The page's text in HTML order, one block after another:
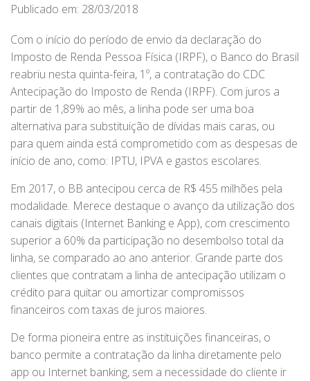
Publicado em: 28/03/2018
Com o início do período de envio da declaração do
Imposto de Renda Pessoa Física (IRPF), o Banco do Brasil
reabriu nesta quinta-feira, 1º, a contratação do CDC
Antecipação do Imposto de Renda (IRPF). Com juros a
partir de 1,89% ao mês, a linha pode ser uma boa
alternativa para substituição de dívidas mais caras, ou
para quem ainda está comprometido com as despesas de
início de ano, como: IPTU, IPVA e gastos escolares.
Em 2017, o BB antecipou cerca de R$ 455 milhões pela
modalidade. Merece destaque o avanço da utilização dos
canais digitais (Internet Banking e App), com crescimento
superior a 60% da participação no desembolso total da
linha, se comparado ao ano anterior. Grande parte dos
clientes que contratam a linha de antecipação utilizam o
crédito para quitar ou amortizar compromissos
financeiros com taxas de juros maiores.
De forma pioneira entre as instituições financeiras, o
banco permite a contratação da linha diretamente pelo
app ou Internet banking, sem a necessidade do cliente ir